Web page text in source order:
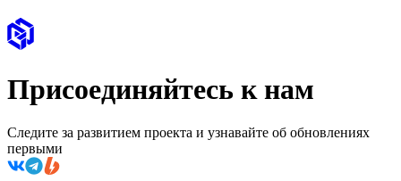
Присоединяйтесь к нам
Следите за развитием проекта и узнавайте об обновлениях
первыми